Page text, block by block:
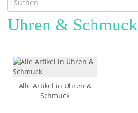
Uhren & Schmuck
Alle Artikel in Uhren &
Schmuck